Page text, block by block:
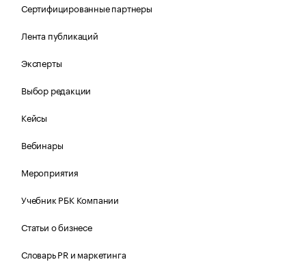
Сертифицированные партнеры
Лента публикаций
Эксперты
Выбор редакции
Кейсы
Вебинары
Мероприятия
Учебник РБК Компании
Статьи о бизнесе
Словарь PR и маркетинга